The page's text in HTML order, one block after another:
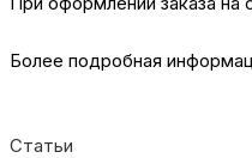
Более подробная
Статьи